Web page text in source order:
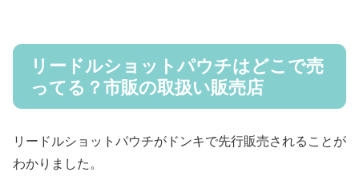
リードルショットパウチはどこで売
ってる？市販の取扱い販売店
リードルショットパウチがドンキで先行販売されることが
わかりました。